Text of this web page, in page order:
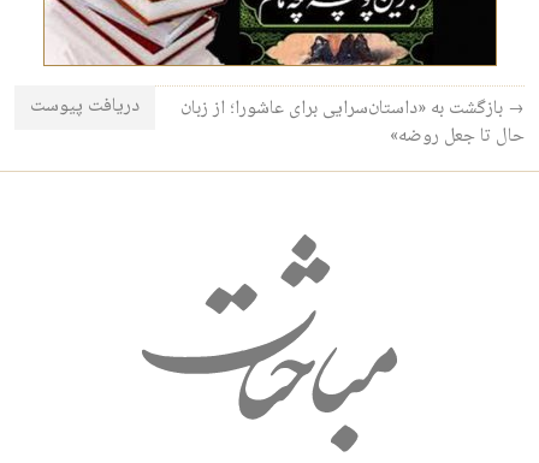
دریافت پیوست
→ بازگشت به «داستان‌سرایی برای عاشورا؛ از زبان
حال تا جعل روضه»